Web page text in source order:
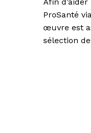
ProSanté
œuvre est
sélection